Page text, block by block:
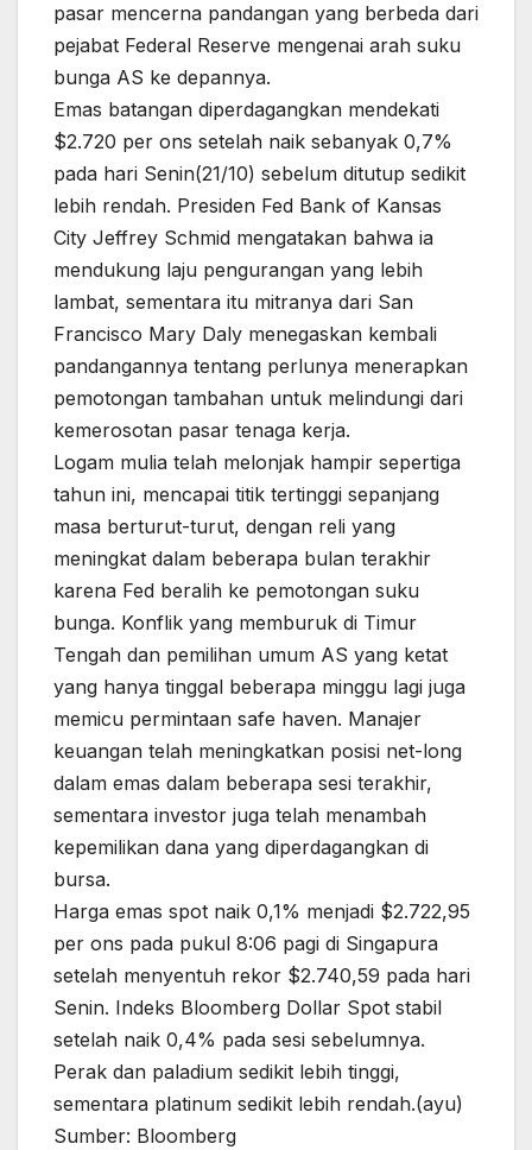
pasar mencerna pandangan yang berbeda dari
pejabat Federal Reserve mengenai arah suku
bunga AS ke depannya.
Emas batangan diperdagangkan mendekati
$2.720 per ons setelah naik sebanyak 0,7%
pada hari Senin(21/10) sebelum ditutup sedikit
lebih rendah. Presiden Fed Bank of Kansas
City Jeffrey Schmid mengatakan bahwa ia
mendukung laju pengurangan yang lebih
lambat, sementara itu mitranya dari San
Francisco Mary Daly menegaskan kembali
pandangannya tentang perlunya menerapkan
pemotongan tambahan untuk melindungi dari
kemerosotan pasar tenaga kerja.
Logam mulia telah melonjak hampir sepertiga
tahun ini, mencapai titik tertinggi sepanjang
masa berturut-turut, dengan reli yang
meningkat dalam beberapa bulan terakhir
karena Fed beralih ke pemotongan suku
bunga. Konflik yang memburuk di Timur
Tengah dan pemilihan umum AS yang ketat
yang hanya tinggal beberapa minggu lagi juga
memicu permintaan safe haven. Manajer
keuangan telah meningkatkan posisi net-long
dalam emas dalam beberapa sesi terakhir,
sementara investor juga telah menambah
kepemilikan dana yang diperdagangkan di
bursa.
Harga emas spot naik 0,1% menjadi $2.722,95
per ons pada pukul 8:06 pagi di Singapura
setelah menyentuh rekor $2.740,59 pada hari
Senin. Indeks Bloomberg Dollar Spot stabil
setelah naik 0,4% pada sesi sebelumnya.
Perak dan paladium sedikit lebih tinggi,
sementara platinum sedikit lebih rendah.(ayu)
Sumber: Bloomberg